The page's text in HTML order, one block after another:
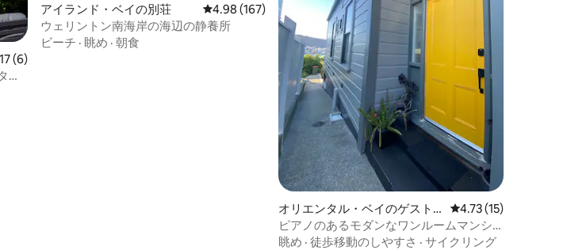
ュー6件、5つ星中4.17つ星の平均評価
(6)
ヒ
アイランド・ベイの別荘 レビュー167件、5つ星中4.98つ星の平均評価
4.98 (167)
ウェリントン南海岸の海辺の静養所
ビーチ · 眺め · 朝食
オリエンタル・ベイのゲスト
スイート
レビュー15件、5つ
4.73 (15)
ピアノのあるモダンなワンルームマンシ
ョン
眺め · 徒歩移動のしやすさ · サイクリング